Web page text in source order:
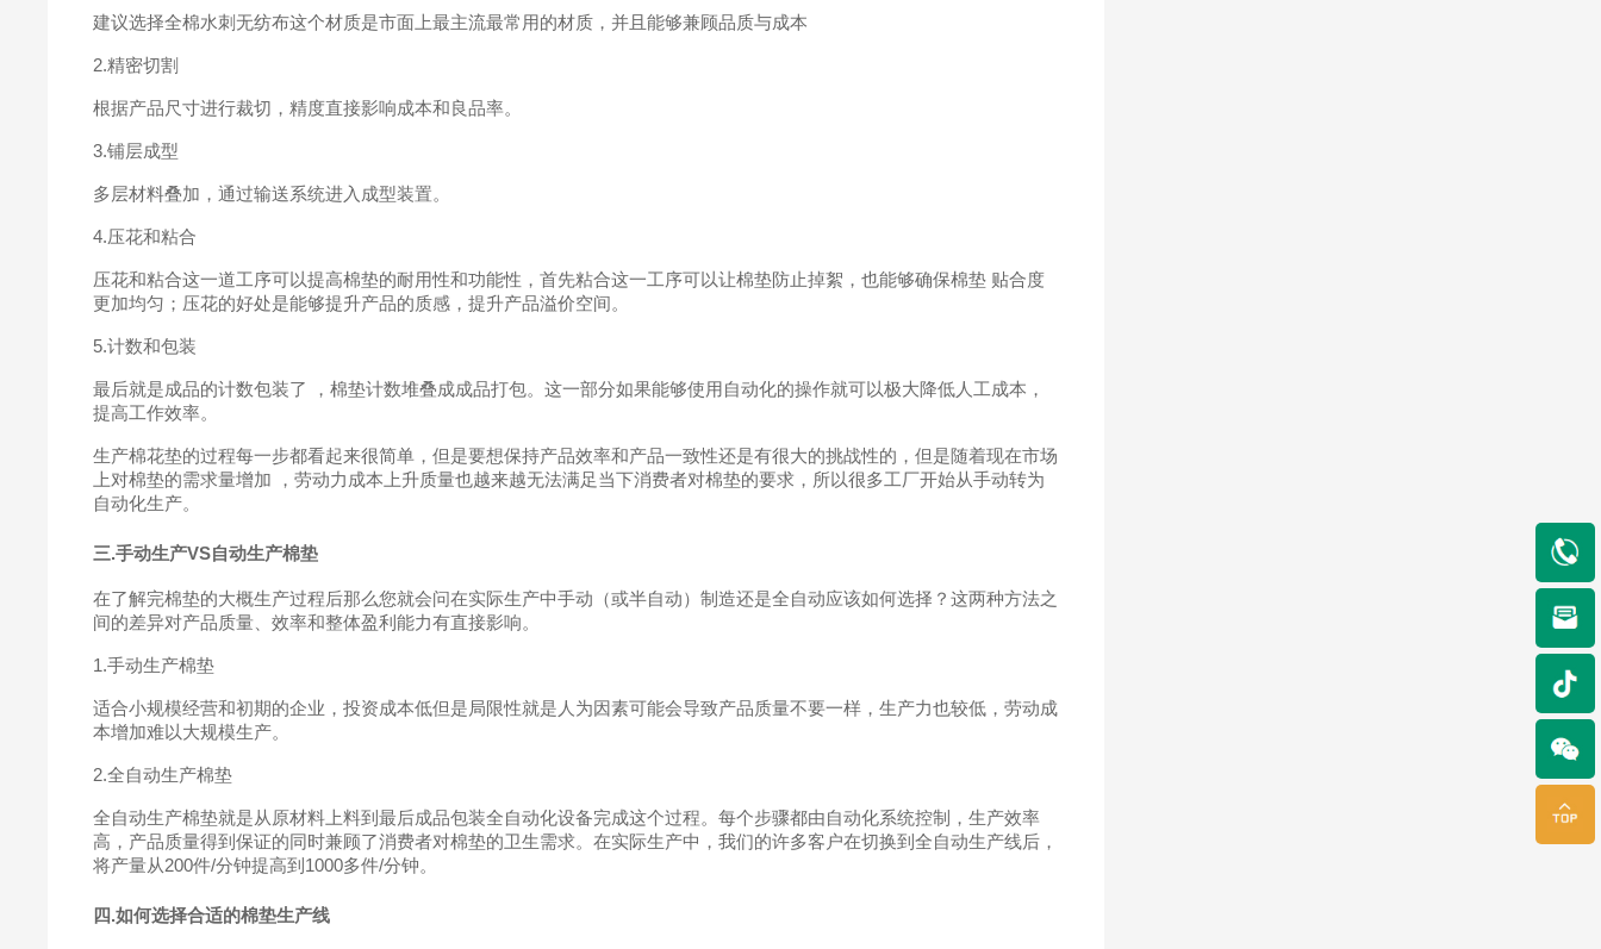
建议选择全棉水刺无纺布这个材质是市面上最主流最常用的材质，并且能够兼顾品质与成本
2.精密切割
根据产品尺寸进行裁切，精度直接影响成本和良品率。
3.铺层成型
多层材料叠加，通过输送系统进入成型装置。
4.压花和粘合
压花和粘合这一道工序可以提高棉垫的耐用性和功能性，首先粘合这一工序可以让棉垫防止掉絮，也能够确保棉垫 贴合度
更加均匀；压花的好处是能够提升产品的质感，提升产品溢价空间。
5.计数和包装
最后就是成品的计数包装了 ，棉垫计数堆叠成成品打包。这一部分如果能够使用自动化的操作就可以极大降低人工成本，
提高工作效率。
生产棉花垫的过程每一步都看起来很简单，但是要想保持产品效率和产品一致性还是有很大的挑战性的，但是随着现在市场
上对棉垫的需求量增加 ，劳动力成本上升质量也越来越无法满足当下消费者对棉垫的要求，所以很多工厂开始从手动转为
自动化生产。
三.手动生产VS自动生产棉垫
在了解完棉垫的大概生产过程后那么您就会问在实际生产中手动（或半自动）制造还是全自动应该如何选择？这两种方法之
间的差异对产品质量、效率和整体盈利能力有直接影响。
1.手动生产棉垫
适合小规模经营和初期的企业，投资成本低但是局限性就是人为因素可能会导致产品质量不要一样，生产力也较低，劳动成
本增加难以大规模生产。
2.全自动生产棉垫
全自动生产棉垫就是从原材料上料到最后成品包装全自动化设备完成这个过程。每个步骤都由自动化系统控制，生产效率
高，产品质量得到保证的同时兼顾了消费者对棉垫的卫生需求。在实际生产中，我们的许多客户在切换到全自动生产线后，
将产量从200件/分钟提高到1000多件/分钟。
四.如何选择合适的棉垫生产线